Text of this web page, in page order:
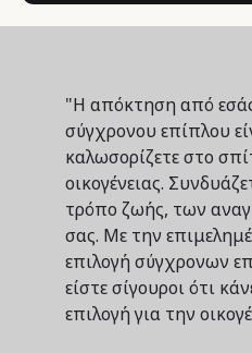
"Η απόκτηση από
σύγχρονου επίπλου
καλωσορίζετε στο
οικογένειας.
τρόπο ζωής, των
σας. Με την
επιλογή σύγχρονων
είστε σίγουροι ότι
επιλογή για την